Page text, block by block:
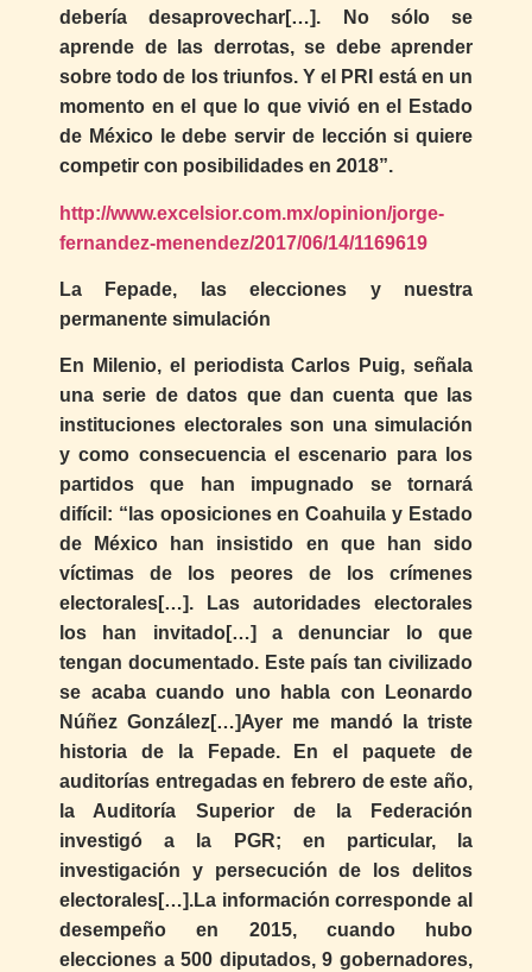
debería desaprovechar[…]. No sólo se
aprende de las derrotas, se debe aprender
sobre todo de los triunfos. Y el PRI está en un
momento en el que lo que vivió en el Estado
de México le debe servir de lección si quiere
competir con posibilidades en 2018”.
http://www.excelsior.com.mx/opinion/jorge-
fernandez-menendez/2017/06/14/1169619
La Fepade, las elecciones y nuestra
permanente simulación
En Milenio, el periodista Carlos Puig, señala
una serie de datos que dan cuenta que las
instituciones electorales son una simulación
y como consecuencia el escenario para los
partidos que han impugnado se tornará
difícil: “las oposiciones en Coahuila y Estado
de México han insistido en que han sido
víctimas de los peores de los crímenes
electorales[…]. Las autoridades electorales
los han invitado[…] a denunciar lo que
tengan documentado. Este país tan civilizado
se acaba cuando uno habla con Leonardo
Núñez González[…]Ayer me mandó la triste
historia de la Fepade. En el paquete de
auditorías entregadas en febrero de este año,
la Auditoría Superior de la Federación
investigó a la PGR; en particular, la
investigación y persecución de los delitos
electorales[…].La información corresponde al
desempeño en 2015, cuando hubo
elecciones a 500 diputados, 9 gobernadores,